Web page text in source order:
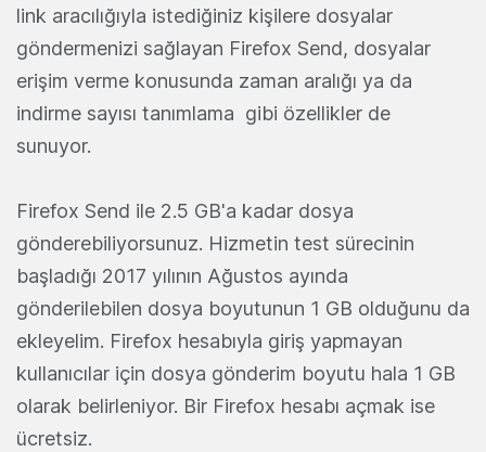
link aracılığıyla istediğiniz kişilere dosyalar
göndermenizi sağlayan Firefox Send, dosyalar
erişim verme konusunda zaman aralığı ya da
indirme sayısı tanımlama gibi özellikler de
sunuyor.
Firefox Send ile 2.5 GB'a kadar dosya
gönderebiliyorsunuz. Hizmetin test sürecinin
başladığı 2017 yılının Ağustos ayında
gönderilebilen dosya boyutunun 1 GB olduğunu da
ekleyelim. Firefox hesabıyla giriş yapmayan
kullanıcılar için dosya gönderim boyutu hala 1 GB
olarak belirleniyor. Bir Firefox hesabı açmak ise
ücretsiz.